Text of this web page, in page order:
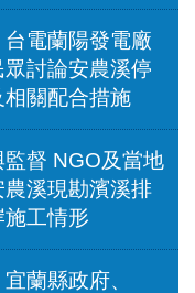
電蘭陽發電廠
眾討論安農溪停
相關配合措施
監督 NGO及當地
農溪現勘濱溪排
工情形
蘭縣政府、